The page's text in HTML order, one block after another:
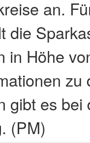
an.
die
in Höhe
zu
gibt es bei
(PM)